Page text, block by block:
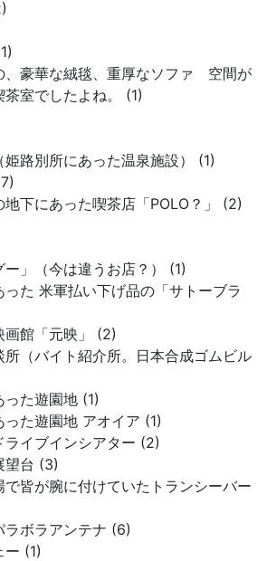
、豪華な絨毯、重厚なソファ 空間が
室でしたよね。 (1)
路別所にあった温泉施設） (1)
下にあった喫茶店「POLO？」 (2)
」（今は違うお店？） (1)
た 米軍払い下げ品の「サトーブラ
画館「元映」 (2)
所（バイト紹介所。日本合成ゴムビル
た遊園地 (1)
た遊園地 アオイア (1)
ライブインシアター (2)
台 (3)
皆が腕に付けていたトランシーバー
ラボラアンテナ (6)
ー (1)